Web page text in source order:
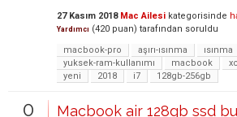
27 Kasım 2018 Mac Ailesi kategorisinde
Yardımcı (420 puan) tarafından soruldu
macbook-pro
aşırı-ısınma
ısınma
yuksek-ram-kullanımı
macbook
yeni
2018 i7 128gb-256gb
0
Macbook air 128gb ssd bu